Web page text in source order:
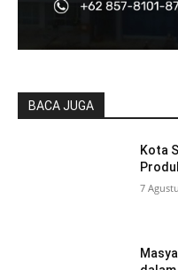
BACA JUGA
Kota
7